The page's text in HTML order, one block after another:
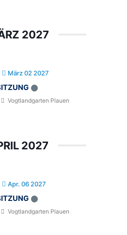
2027
März 02 2027
Vogtlandgarten Plauen
2027
Apr. 06 2027
Vogtlandgarten Plauen